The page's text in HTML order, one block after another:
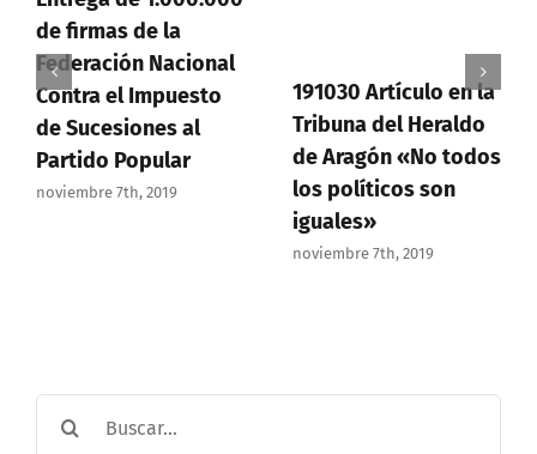
de firmas de la
Federación Nacional
Contra el Impuesto
de Sucesiones al
Partido Popular
noviembre 7th, 2019
191030 Artículo en la
Tribuna del Heraldo
de Aragón «No todos
los políticos son
iguales»
noviembre 7th, 2019